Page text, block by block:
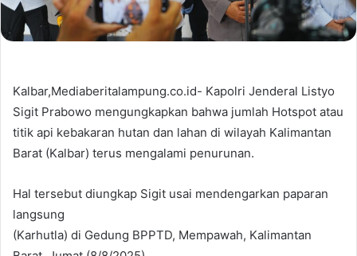
Kalbar,Mediaberitalampung.co.id- Kapolri Jenderal Listyo
Sigit Prabowo mengungkapkan bahwa jumlah Hotspot atau
titik api kebakaran hutan dan lahan di wilayah Kalimantan
Barat (Kalbar) terus mengalami penurunan.
Hal tersebut diungkap Sigit usai mendengarkan paparan
langsung
(Karhutla) di Gedung BPPTD, Mempawah, Kalimantan